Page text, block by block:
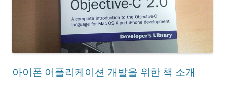
아이폰 어플리케이션 개발을 위한 책 소개